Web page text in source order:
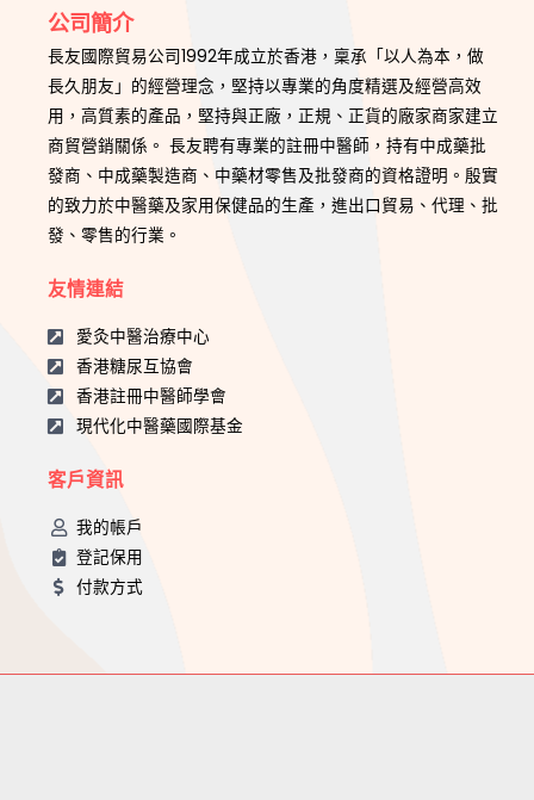
公司簡介
長友國際貿易公司1992年成立於香港，稟承「以人為本，做
長久朋友」的經營理念，堅持以專業的角度精選及經營高效
用，高質素的產品，堅持與正廠，正規、正貨的廠家商家建立
商貿營銷關係。 長友聘有專業的註冊中醫師，持有中成藥批
發商、中成藥製造商、中藥材零售及批發商的資格證明。殷實
的致力於中醫藥及家用保健品的生產，進出口貿易、代理、批
發、零售的行業。
友情連結
愛灸中醫治療中心
香港糖尿互協會
香港註冊中醫師學會
現代化中醫藥國際基金
客戶資訊
我的帳戶
登記保用
付款方式